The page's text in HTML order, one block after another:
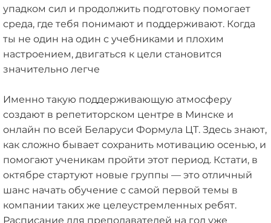
упадком сил и продолжить подготовку помогает
среда, где тебя понимают и поддерживают. Когда
ты не один на один с учебниками и плохим
настроением, двигаться к цели становится
значительно легче
Именно такую поддерживающую атмосферу
создают в репетиторском центре в Минске и
онлайн по всей Беларуси Формула ЦТ. Здесь знают,
как сложно бывает сохранить мотивацию осенью, и
помогают ученикам пройти этот период. Кстати, в
октябре стартуют новые группы — это отличный
шанс начать обучение с самой первой темы в
компании таких же целеустремленных ребят.
Расписание для преподавателей на год уже